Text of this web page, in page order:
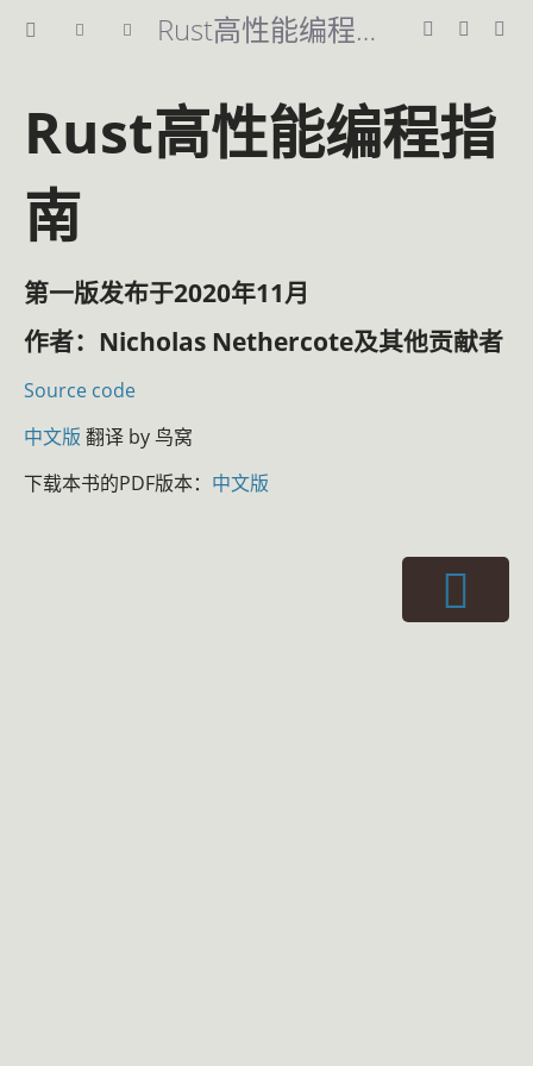
Rust高性能编程指南
Rust高性能编程指
南
第一版发布于2020年11月
作者：Nicholas Nethercote及其他贡献者
Source code
中文版 翻译 by 鸟窝
下载本书的PDF版本： 中文版